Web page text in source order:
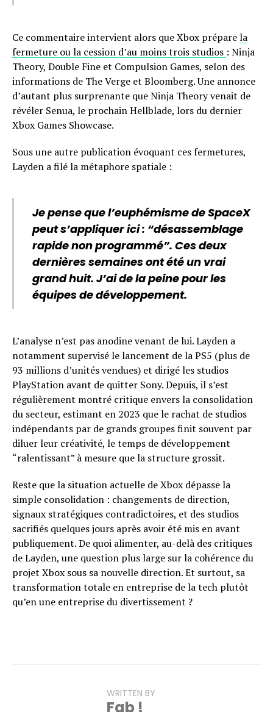
Ce commentaire intervient alors que Xbox préparela
fermeture ou la cession d’au moins trois studios : Ninja
Theory, Double Fine et Compulsion Games, selon des
informations de The Verge et Bloomberg. Une annonce
d’autant plus surprenante que Ninja Theory venait de
révéler Senua, le prochain Hellblade, lors du dernier
Xbox Games Showcase.
Sous une autre publication évoquant ces fermetures,
Layden a filé la métaphore spatiale :
Je pense que l’euphémisme de SpaceX
peut s’appliquer ici : “désassemblage
rapide non programmé”. Ces deux
dernières semaines ont été un vrai
grand huit. J’ai de la peine pour les
équipes de développement.
L’analyse n’est pas anodine venant de lui. Layden a
notamment supervisé le lancement de la PS5 (plus de
93 millions d’unités vendues) et dirigé les studios
PlayStation avant de quitter Sony. Depuis, il s’est
régulièrement montré critique envers la consolidation
du secteur, estimant en 2023 que le rachat de studios
indépendants par de grands groupes finit souvent par
diluer leur créativité, le temps de développement
“ralentissant” à mesure que la structure grossit.
Reste que la situation actuelle de Xbox dépasse la
simple consolidation : changements de direction,
signaux stratégiques contradictoires, et des studios
sacrifiés quelques jours après avoir été mis en avant
publiquement. De quoi alimenter, au-delà des critiques
de Layden, une question plus large sur la cohérence du
projet Xbox sous sa nouvelle direction. Et surtout, sa
transformation totale en entreprise de la tech plutôt
qu’en une entreprise du divertissement ?
WRITTEN BY
Fab !